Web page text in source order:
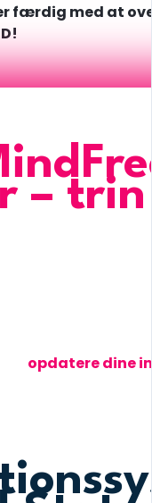
færdig med at
–
opdatere dine